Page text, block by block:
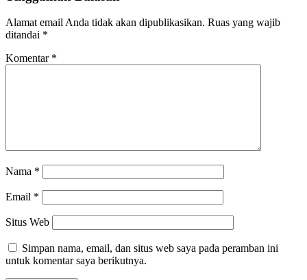
Alamat email Anda tidak akan dipublikasikan. Ruas yang wajib
ditandai *
Komentar *
Nama *
Email *
Situs Web
Simpan nama, email, dan situs web saya pada peramban ini
untuk komentar saya berikutnya.